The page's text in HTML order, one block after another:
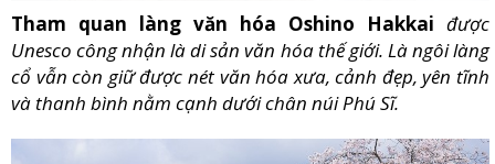
Tham quan làng văn hóa Oshino Hakkai được
Unesco công nhận là di sản văn hóa thế giới. Là ngôi làng
cổ vẫn còn giữ được nét văn hóa xưa, cảnh đẹp, yên tĩnh
và thanh bình nằm cạnh dưới chân núi Phú Sĩ.